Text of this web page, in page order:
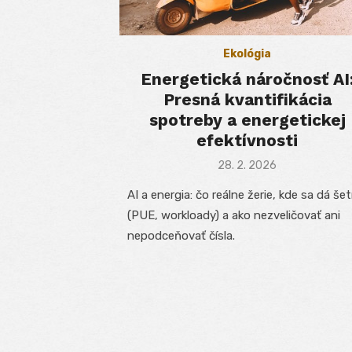
Ekológia
Energetická náročnosť
Presná kvantifikácia
spotreby a energetickej
efektívnosti
Posted
28. 2. 2026
AI a energia: čo reálne žerie, kde sa dá
(PUE, workloady) a ako nezveličovať ani
nepodceňovať čísla.